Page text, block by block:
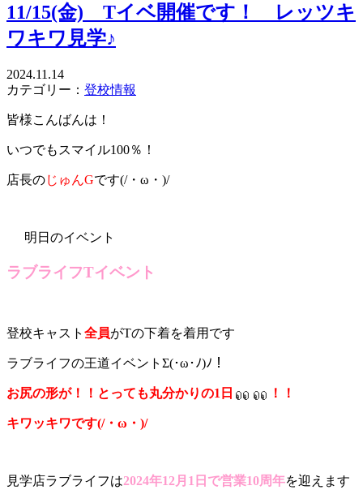
11/15(金) Tイベ開催です！ レッツキ
ワキワ見学♪
2024.11.14
カテゴリー： 登校情報
皆様こんばんは！
いつでもスマイル100％！
店長のじゅんGです(/・ω・)/
明日のイベント
ラブライフTイベント
登校キャスト 全員がTの下着を着用です
ラブライフの王道イベントΣ(･ω･ﾉ)ﾉ！
お尻の形が！！とっても丸分かりの1日 ！！
キワッキワです(/・ω・)/
見学店ラブライフは2024年12月1日で営業10周年を迎えます